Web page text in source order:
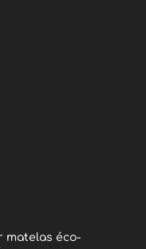
matelas éco-